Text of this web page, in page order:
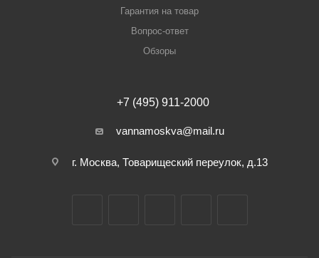
Гарантия на товар
Вопрос-ответ
Обзоры
+7 (495) 911-2000
vannamoskva@mail.ru
г. Москва, Товарищеский переулок, д.13